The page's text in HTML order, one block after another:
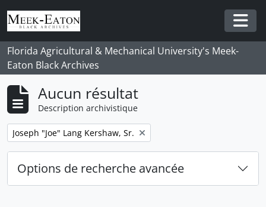
Skip to main content
Florida Agricultural & Mechanical University's Meek-
Eaton Black Archives
Aucun résultat
Description archivistique
Remove filter:
Joseph "Joe" Lang Kershaw, Sr.
Options de recherche avancée